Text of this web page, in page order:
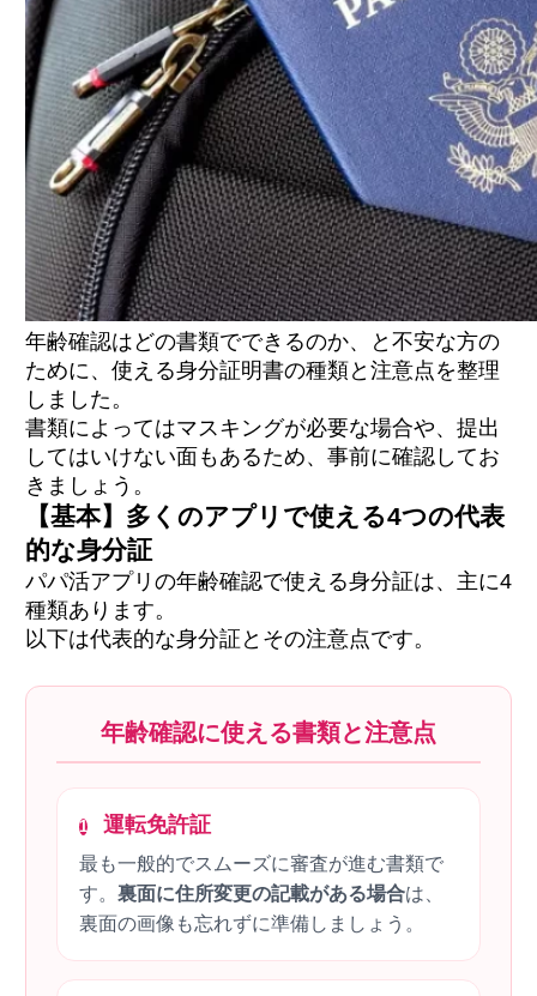
年齢確認はどの書類でできるのか、と不安な方の
ために、使える身分証明書の種類と注意点を整理
しました。
書類によってはマスキングが必要な場合や、提出
してはいけない面もあるため、事前に確認してお
きましょう。
【基本】多くのアプリで使える4つの代表
的な身分証
パパ活アプリの年齢確認で使える身分証は、主に4
種類あります。
以下は代表的な身分証とその注意点です。
年齢確認に使える書類と注意点
1 運転免許証
最も一般的でスムーズに審査が進む書類で
す。 裏面に住所変更の記載がある場合は、
裏面の画像も忘れずに準備しましょう。